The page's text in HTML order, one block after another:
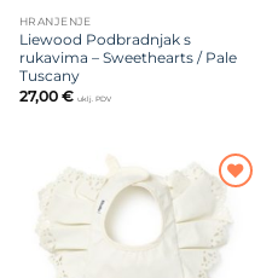
HRANJENJE
Liewood Podbradnjak s
rukavima – Sweethearts / Pale
Tuscany
27,00 € uklj. PDV
na listu
želja